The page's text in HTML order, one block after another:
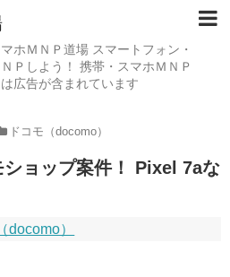
ホＭＮＰ道場 スマートフォン・
Ｐしよう！ 携帯・スマホＭＮＰ
広告が含まれています
ドコモ（docomo）
ショップ案件！ Pixel 7aな
docomo）